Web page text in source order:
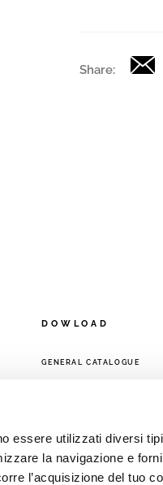
essere utilizzati diversi
la navigazione e
l’acquisizione del tuo
Share:
DOWLOAD
GENERAL CATALOGUE